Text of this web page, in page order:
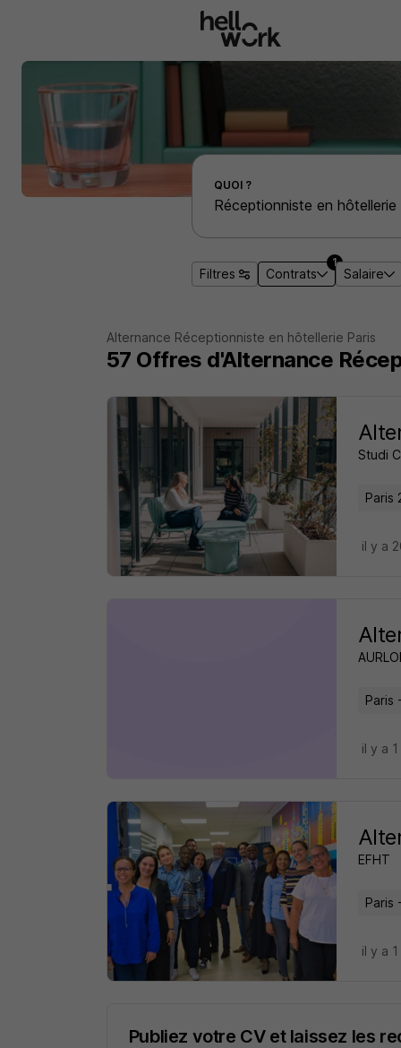
Effectuer une recherche d'emploi par localité
QUOI ?
Filtres Contrats
1
Salaire
Alternance Réceptionniste en hôtellerie Paris
57 Offres d'Alternance
Studi
Paris
il y a
Paris
il y a
EFHT
Paris
il y a
Publiez votre CV et laissez les